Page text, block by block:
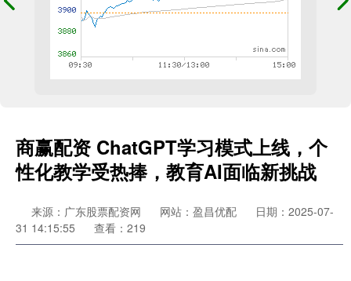
商赢配资 ChatGPT学习模式上线，个
性化教学受热捧，教育AI面临新挑战
来源：广东股票配资网 网站：盈昌优配
日期：2025-07-
31 14:15:55
查看：219